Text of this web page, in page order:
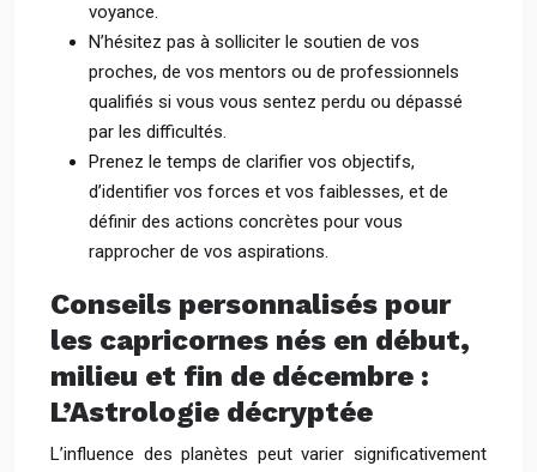
voyance.
N’hésitez pas à solliciter le soutien de vos
proches, de vos mentors ou de professionnels
qualifiés si vous vous sentez perdu ou dépassé
par les difficultés.
Prenez le temps de clarifier vos objectifs,
d’identifier vos forces et vos faiblesses, et de
définir des actions concrètes pour vous
rapprocher de vos aspirations.
Conseils personnalisés pour
les capricornes nés en début,
milieu et fin de décembre :
L’Astrologie décryptée
L’influence des planètes peut varier significativement